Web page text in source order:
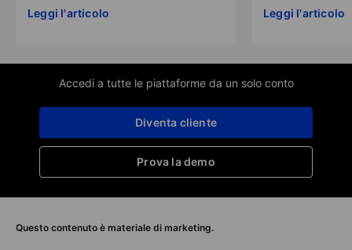
Leggi l'articolo
Leggi l'articolo
Accedi a tutte le piattaforme da un solo conto
Prova la demo
Diventa cliente
Questo contenuto è materiale di marketing.